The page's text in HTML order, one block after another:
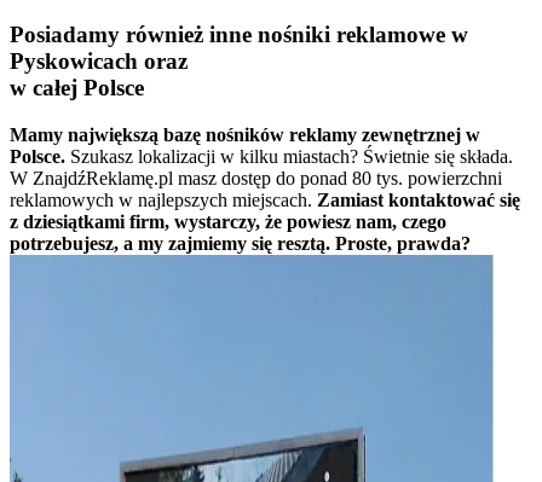
Posiadamy również inne nośniki reklamowe w
Pyskowicach oraz
w całej Polsce
Mamy największą bazę nośników reklamy zewnętrznej w
Polsce. Szukasz lokalizacji w kilku miastach? Świetnie się składa.
W ZnajdźReklamę.pl masz dostęp do ponad 80 tys. powierzchni
reklamowych w najlepszych miejscach. Zamiast kontaktować się
z dziesiątkami firm, wystarczy, że powiesz nam, czego
potrzebujesz, a my zajmiemy się resztą. Proste, prawda?